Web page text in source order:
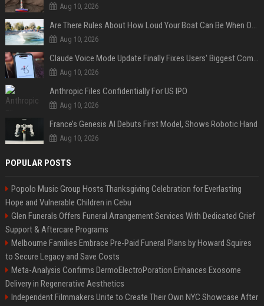
Aug 10, 2026
Are There Rules About How Loud Your Boat Can Be When Out On The Water?
Aug 10, 2026
Claude Voice Mode Update Finally Fixes Users' Biggest Complaint
Aug 10, 2026
Anthropic Files Confidentially For US IPO
Aug 10, 2026
France’s Genesis AI Debuts First Model, Shows Robotic Hand
Aug 10, 2026
POPULAR POSTS
Popolo Music Group Hosts Thanksgiving Celebration for Everlasting
Hope and Vulnerable Children in Cebu
Glen Funerals Offers Funeral Arrangement Services With Dedicated Grief
Support & Aftercare Programs
Melbourne Families Embrace Pre-Paid Funeral Plans by Howard Squires
to Secure Legacy and Save Costs
Meta-Analysis Confirms DermoElectroPoration Enhances Exosome
Delivery in Regenerative Aesthetics
Independent Filmmakers Unite to Create Their Own NYC Showcase After